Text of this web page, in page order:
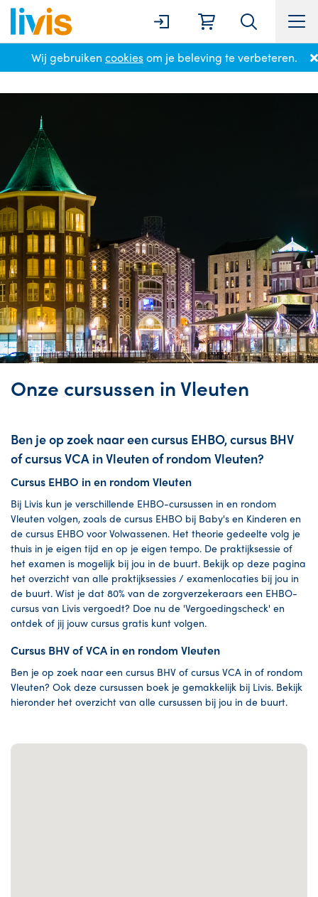
Wij gebruiken cookiesom je beleving te verbeteren.
Locaties Vleuten
Onze cursussen in Vleuten
Ben je op zoek naar een cursus EHBO, cursus BHV
of cursus VCA in Vleuten of rondom Vleuten?
Cursus EHBO in en rondom Vleuten
Bij Livis kun je verschillende EHBO-cursussen in en rondom
Vleuten volgen, zoals de cursus EHBO bij Baby's en Kinderen en
de cursus EHBO voor Volwassenen. Het theorie gedeelte volg je
thuis in je eigen tijd en op je eigen tempo. De praktijksessie of
het examen is mogelijk bij jou in de buurt. Bekijk op deze pagina
het overzicht van alle praktijksessies / examenlocaties bij jou in
de buurt. Wist je dat 80% van de zorgverzekeraars een EHBO-
cursus van Livis vergoedt? Doe nu de 'Vergoedingscheck' en
ontdek of jij jouw cursus gratis kunt volgen.
Cursus BHV of VCA in en rondom Vleuten
Ben je op zoek naar een cursus BHV of cursus VCA in of rondom
Vleuten? Ook deze cursussen boek je gemakkelijk bij Livis. Bekijk
hieronder het overzicht van alle cursussen bij jou in de buurt.